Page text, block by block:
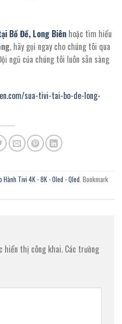
Bồ Đề, Long Biên hoặc tìm hiểu
, hãy gọi ngay cho chúng tôi qua
ngũ của chúng tôi luôn sẵn sàng
sua-tivi-tai-bo-de-long-
Hành Tivi 4K - 8K - Oled - Qled. Bookmark
hiển thị công khai. Các trường